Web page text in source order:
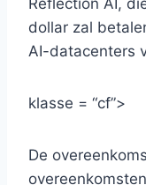
Reflection AI,
dollar zal
AI-datacenters
klasse = “cf”>
De